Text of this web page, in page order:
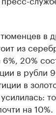
в
из
20%
в рубли
в
на 10%.